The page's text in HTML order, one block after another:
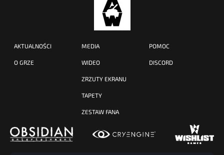
AKTUALNOŚCI
O GRZE
MEDIA
WIDEO
ZRZUTY EKRANU
TAPETY
ZESTAW FANA
POMOC
DISCORD